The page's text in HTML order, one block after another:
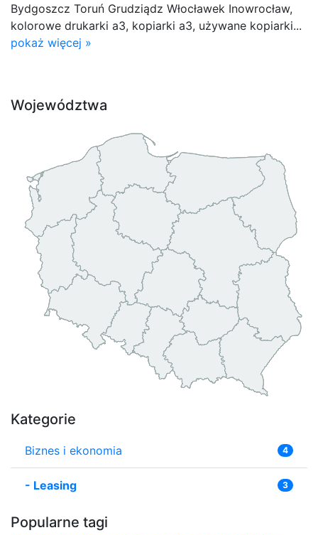
Bydgoszcz Toruń Grudziądz Włocławek Inowrocław,
kolorowe drukarki a3, kopiarki a3, używane kopiarki...
pokaż więcej »
Województwa
Kategorie
Biznes i ekonomia 4
- Leasing 3
Popularne tagi